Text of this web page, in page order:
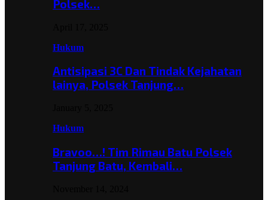
Polsek…
Hukum
Antisipasi 3C Dan Tindak Kejahatan
lainya, Polsek Tanjung…
Hukum
Bravoo…! Tim Rimau Batu Polsek
Tanjung Batu, Kembali…